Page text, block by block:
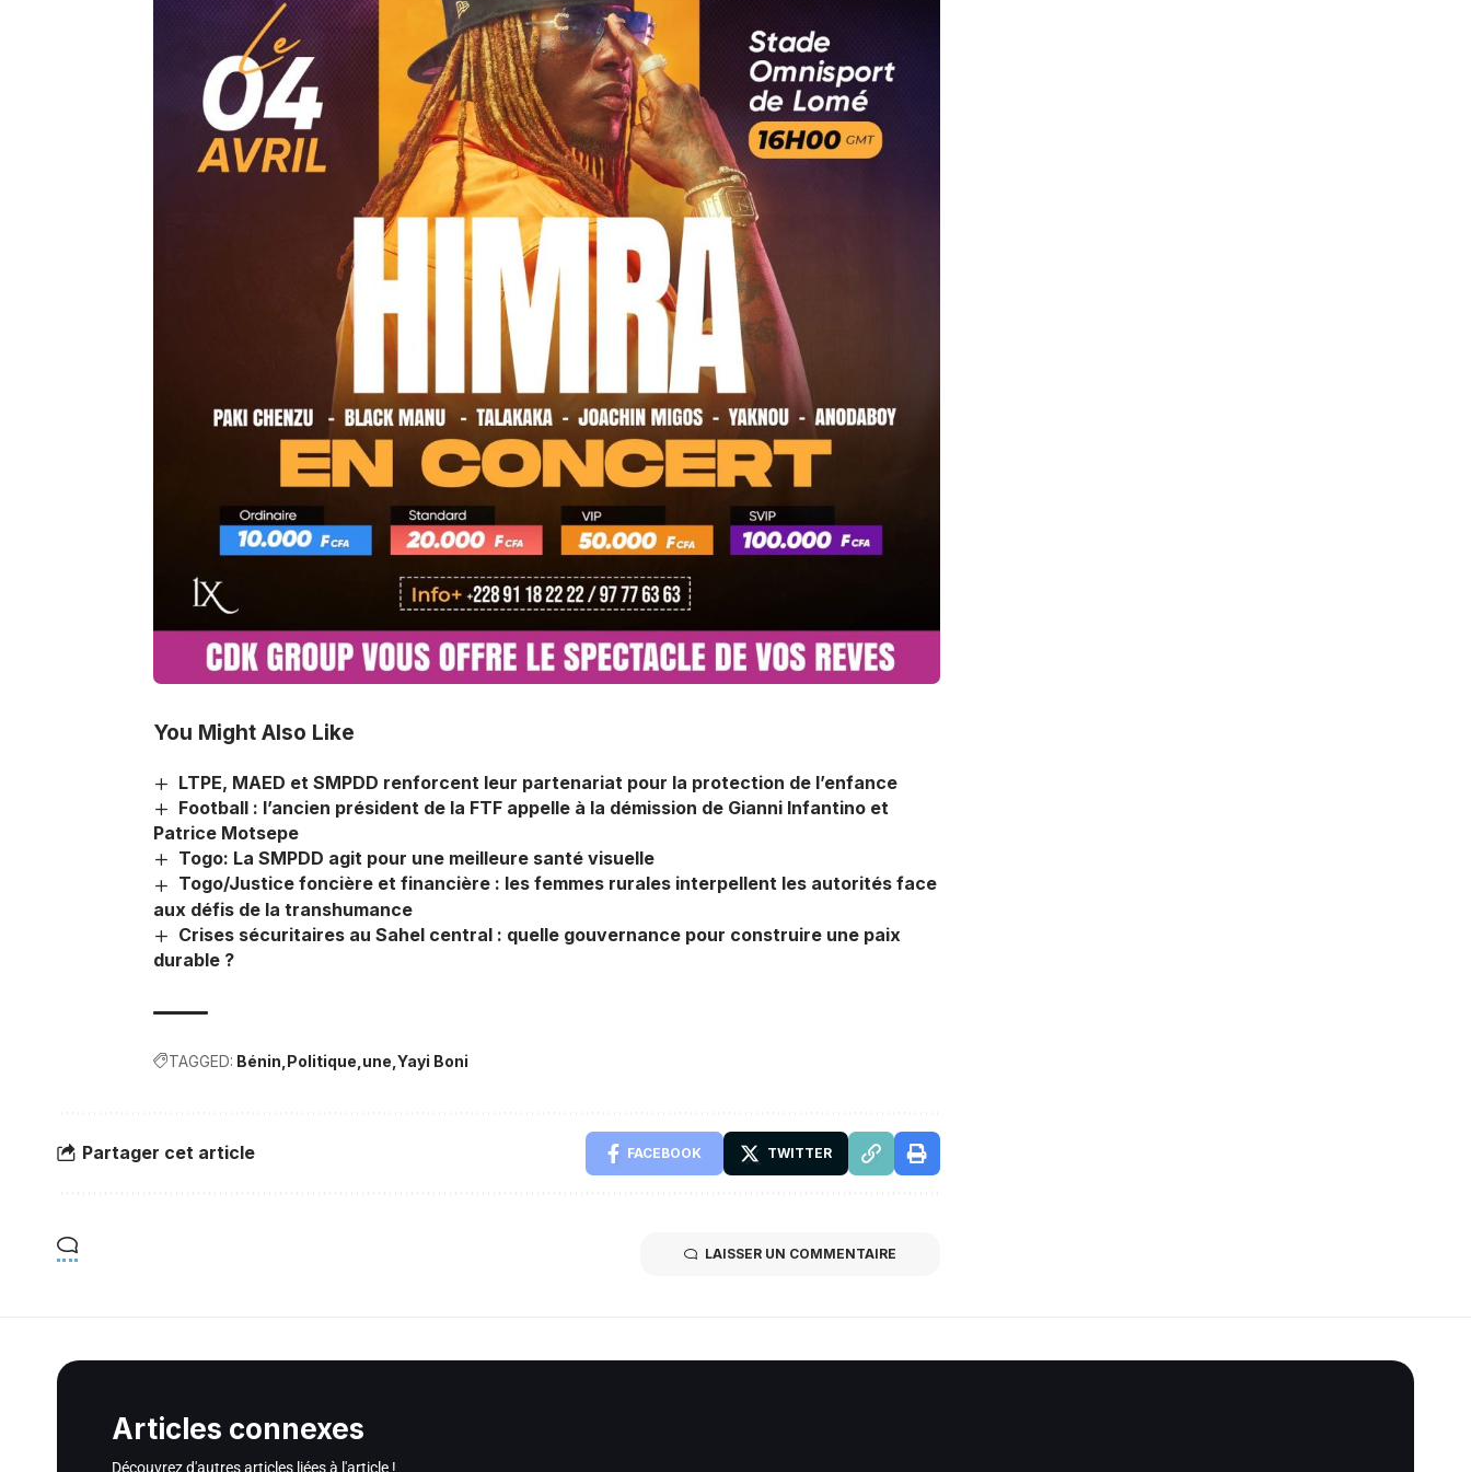
You Might Also Like
LTPE, MAED et SMPDD renforcent leur partenariat pour la protection de l’enfance
Football : l’ancien président de la FTF appelle à la démission de Gianni Infantino et
Patrice Motsepe
Togo: La SMPDD agit pour une meilleure santé visuelle
Togo/Justice foncière et financière : les femmes rurales interpellent les autorités face
aux défis de la transhumance
Crises sécuritaires au Sahel central : quelle gouvernance pour construire une paix
durable ?
TAGGED: Bénin Politique une Yayi Boni
Partager cet article FACEBOOK TWITTER
LAISSER UN COMMENTAIRE
Articles connexes
Découvrez d'autres articles liées à l'article !